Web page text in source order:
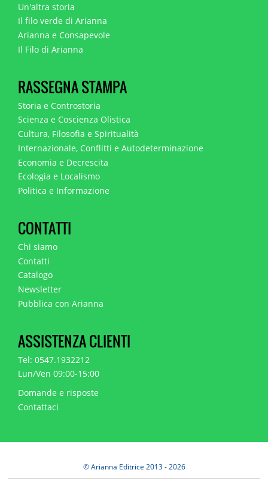
Un'altra storia
Il filo verde di Arianna
Arianna e Consapevole
Il Filo di Arianna
RASSEGNA STAMPA
Storia e Controstoria
Scienza e Coscienza Olistica
Cultura, Filosofia e Spiritualità
Internazionale, Conflitti e Autodeterminazione
Economia e Decrescita
Ecologia e Localismo
Politica e Informazione
CONTATTI
Chi siamo
Contatti
Catalogo
Newsletter
Pubblica con Arianna
ASSISTENZA CLIENTI
Tel: 0547.1932212
Lun/Ven 09:00-15:00
Domande e risposte
Contattaci
© Arianna Editrice 2013 - 2026